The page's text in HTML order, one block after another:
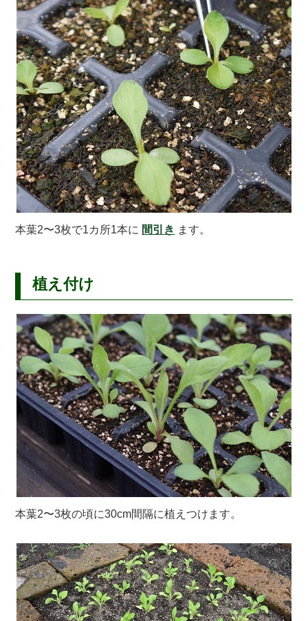
本葉2〜3枚で1カ所1本に 間引き ます。
植え付け
本葉2〜3枚の頃に30cm間隔に植えつけます。